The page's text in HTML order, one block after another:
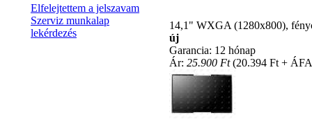
Elfelejtettem a jelszavam
Szerviz munkalap
lekérdezés
14,1" WXGA (1280x800),
új
Garancia: 12 hónap
Ár: 25.900 Ft(20.394 Ft +